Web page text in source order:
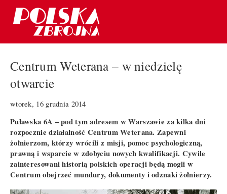
Centrum Weterana – w niedzielę
otwarcie
wtorek, 16 grudnia 2014
Puławska 6A – pod tym adresem w Warszawie za kilka dni
rozpocznie działalność Centrum Weterana. Zapewni
żołnierzom, którzy wrócili z misji, pomoc psychologiczną,
prawną i wsparcie w zdobyciu nowych kwalifikacji. Cywile
zainteresowani historią polskich operacji będą mogli w
Centrum obejrzeć mundury, dokumenty i odznaki żołnierzy.